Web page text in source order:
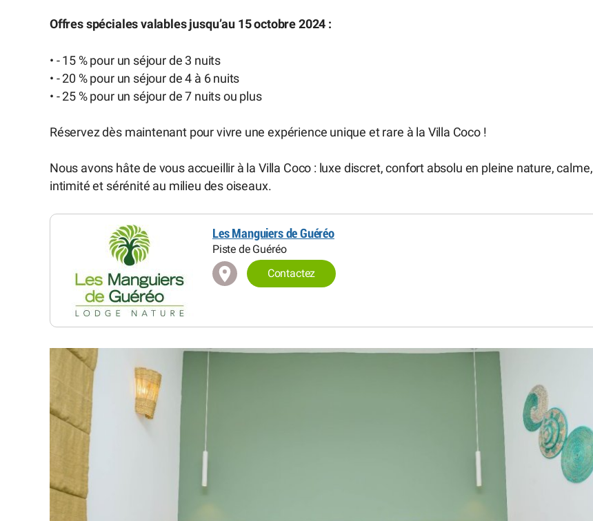
Offres spéciales valables jusqu’au 15 octobre 2024 :
• - 15 % pour un séjour de 3 nuits
• - 20 % pour un séjour de 4 à 6 nuits
• - 25 % pour un séjour de 7 nuits ou plus
Réservez dès maintenant pour vivre une expérience unique et rare à la Villa Coco !
Nous avons hâte de vous accueillir à la Villa Coco : luxe discret, confort absolu en pleine nature, calme,
intimité et sérénité au milieu des oiseaux.
Les Manguiers de Guéréo
Piste de Guéréo
Contactez